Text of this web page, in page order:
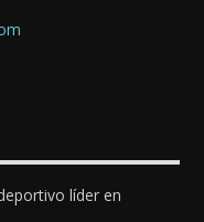
líder en